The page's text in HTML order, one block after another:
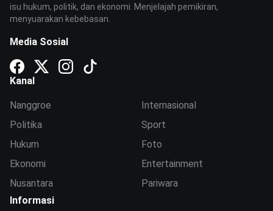
isu hukum, politik, dan ekonomi. Menjelajah pemikiran,
menyuarakan kebebasan.
Media Sosial
Kanal
Nanggroe
Politika
Hukum
Ekonomi
Nusantara
Internasional
Sport
Foto
Entertainment
Pariwara
Informasi